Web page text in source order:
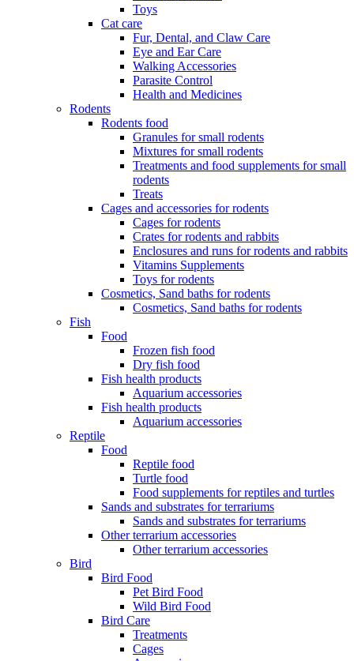
Toys
Cat care
Fur, Dental, and Claw Care
Eye and Ear Care
Walking Accessories
Parasite Control
Health and Medicines
Rodents
Rodents food
Granules for small rodents
Mixtures for small rodents
Treatments and food supplements for small
rodents
Treats
Cages and accessories for rodents
Cages for rodents
Сrates for rodents and rabbits
Enclosures and runs for rodents and rabbits
Vitamins Supplements
Toys for rodents
Cosmetics, Sand baths for rodents
Cosmetics, Sand baths for rodents
Fish
Food
Frozen fish food
Dry fish food
Fish health products
Aquarium accessories
Fish health products
Aquarium accessories
Reptile
Food
Reptile food
Turtle food
Food supplements for reptiles and turtles
Sands and substrates for terrariums
Sands and substrates for terrariums
Other terrarium accessories
Other terrarium accessories
Bird
Bird Food
Pet Bird Food
Wild Bird Food
Bird Care
Treatments
Cages